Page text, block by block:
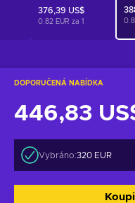
DOPORUČENÁ NABÍDKA
446,83
Vybráno:320 EUR
376,39 US$
0.82 EUR za 1